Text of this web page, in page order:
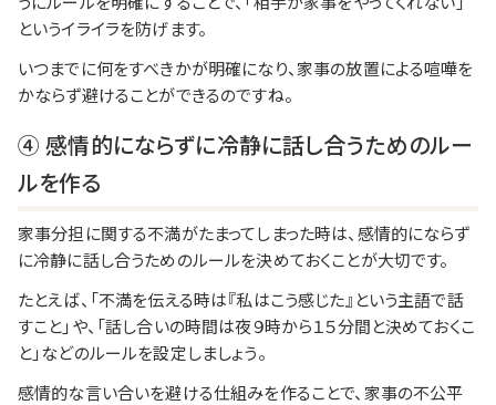
というイライラを防げます。
いつまでに何をすべきかが明確になり、家事の放置による喧嘩を
かならず避けることができるのですね。
④ 感情的にならずに冷静に話し合うためのルー
ルを作る
家事分担に関する不満がたまってしまった時は、感情的にならず
に冷静に話し合うためのルールを決めておくことが大切です。
たとえば、「不満を伝える時は『私はこう感じた』という主語で話
すこと」や、「話し合いの時間は夜９時から１５分間と決めておくこ
と」などのルールを設定しましょう。
感情的な言い合いを避ける仕組みを作ることで、家事の不公平